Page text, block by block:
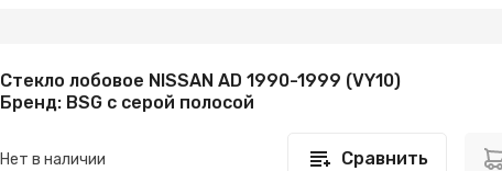
Стекло лобовое NISSAN AD 1990-1999 (VY10)
Бренд: BSG с серой полосой
Нет в наличии Сравнить